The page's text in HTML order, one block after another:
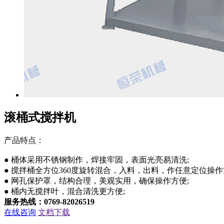
滚桶式搅拌机
产品特点：
● 桶体采用不锈钢制作，焊接牢固，表面光亮易清洗;
● 搅拌桶全方位360度旋转混合，入料，出料，作任意定位操
● 网孔保护罩，结构合理，美观实用，确保操作方便;
● 桶内无搅拌叶，混合清洗更方便;
服务热线：0769-82026519
在线咨询 文档下载